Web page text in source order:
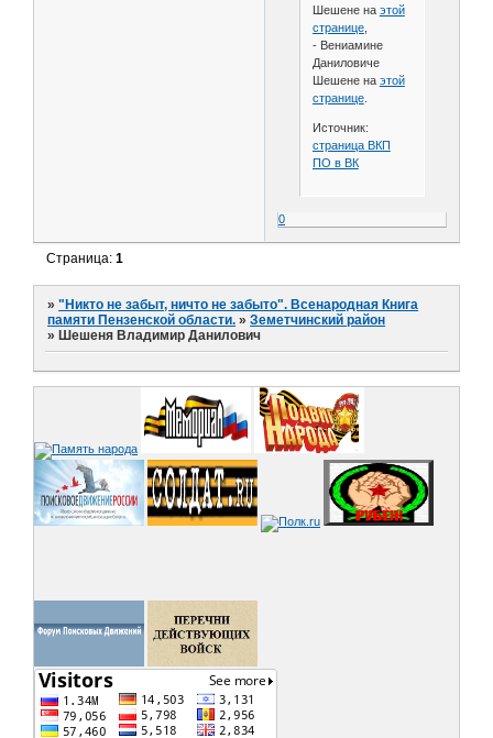
Шешене на этой
странице,
- Вениамине
Даниловиче
Шешене на этой
странице.
Источник:
страница ВКП
ПО в ВК
0
Страница:1
»"Никто не забыт, ничто не забыто". Всенародная Книга
памяти Пензенской области. »Земетчинский район
»Шешеня Владимир Данилович